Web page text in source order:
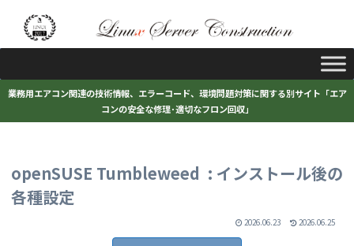
業務用エアコン関連の技術情報、エラーコード、環境問題対策に関する別サイト「エア
コンの安全な修理･適切なフロン回収」
openSUSE Tumbleweed : インストール後の
各種設定
2026.06.23 2026.06.25